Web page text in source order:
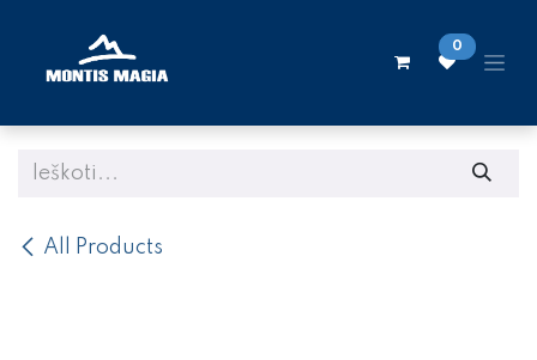
0
All Products